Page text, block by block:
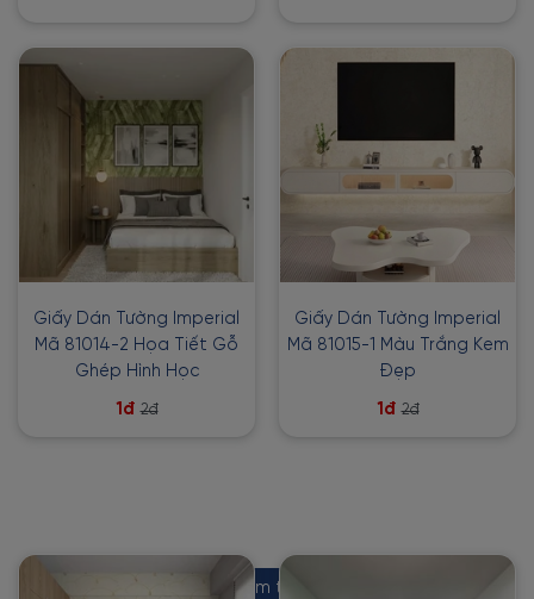
Giấy Dán Tường Imperial
Mã 81014-2 Họa Tiết Gỗ
Ghép Hình Học
1đ 2đ
Giấy Dán Tường Imperial
Mã 81015-1 Màu Trắng Kem
Đẹp
1đ 2đ
Xem thêm